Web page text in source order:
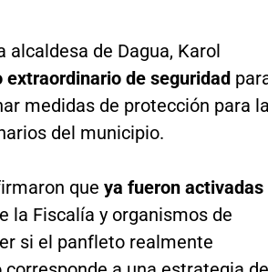
alcaldesa de Dagua, Karol
extraordinario de seguridad
medidas de protección para
del municipio.
que ya fueron activadas
la Fiscalía y organismos de
si el panfleto realmente